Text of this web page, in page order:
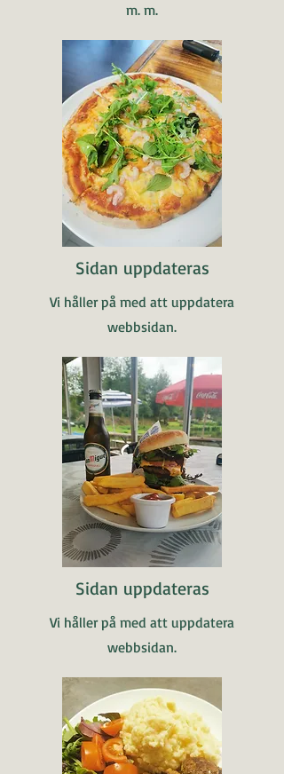
m. m.
Sidan uppdateras
Vi håller på med att uppdatera
webbsidan.
Sidan uppdateras
Vi håller på med att uppdatera
webbsidan.